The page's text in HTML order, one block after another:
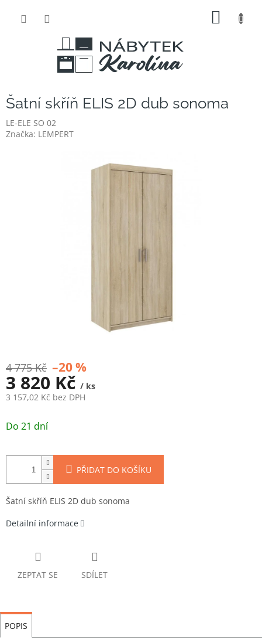
Šatní skříň ELIS 2D dub sonoma
LE-ELE SO 02
Značka: LEMPERT
4 775 Kč –20 %
3 820 Kč / ks
3 157,02 Kč bez DPH
cena:
Do 21 dní
PŘIDAT DO KOŠÍKU
Šatní skříň ELIS 2D dub sonoma
Detailní informace
ZEPTAT SE SDÍLET
POPIS